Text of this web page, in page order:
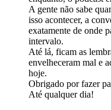
A gente não sabe
isso acontecer, a
exatamente de onde
intervalo.
Até lá, ficam as
envelheceram mal e
hoje.
Obrigado por fazer
Até qualquer dia!